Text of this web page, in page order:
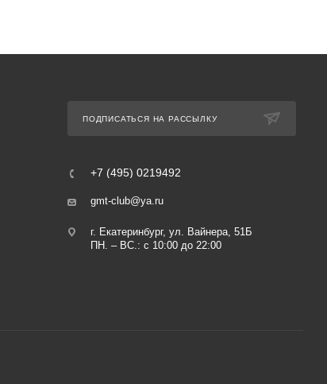
ПОДПИСАТЬСЯ НА РАССЫЛКУ
+7 (495) 0219492
gmt-club@ya.ru
г. Екатеринбург, ул. Вайнера, 51Б
ПН. – ВС.: с 10:00 до 22:00